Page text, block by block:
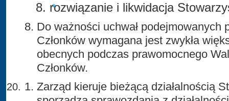
rozwiązanie i likwidacja
Do ważności uchwał podejmowanych
Członków wymagana jest zwykła
obecnych podczas prawomocnego
Członków.
Zarząd kieruje bieżącą działalnością